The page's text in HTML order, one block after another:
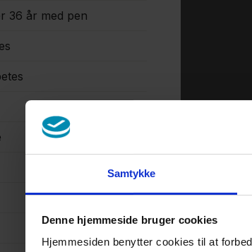
Samtykke
Denne hjemmeside bruger cookies
Hjemmesiden benytter cookies til at
36 år med pen